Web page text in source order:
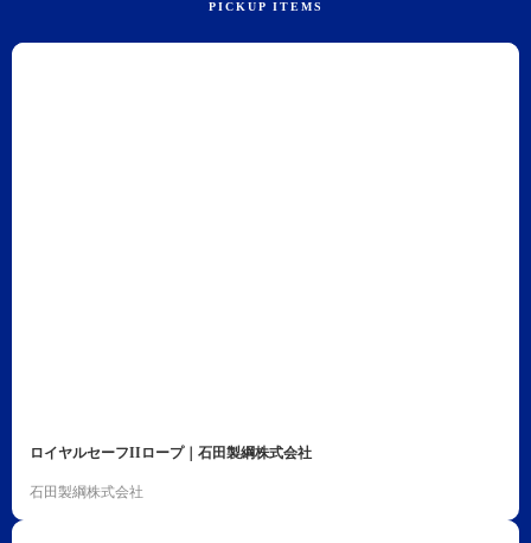
ロイヤルセーフIIロープ｜石田製綱株式会社
石田製綱株式会社